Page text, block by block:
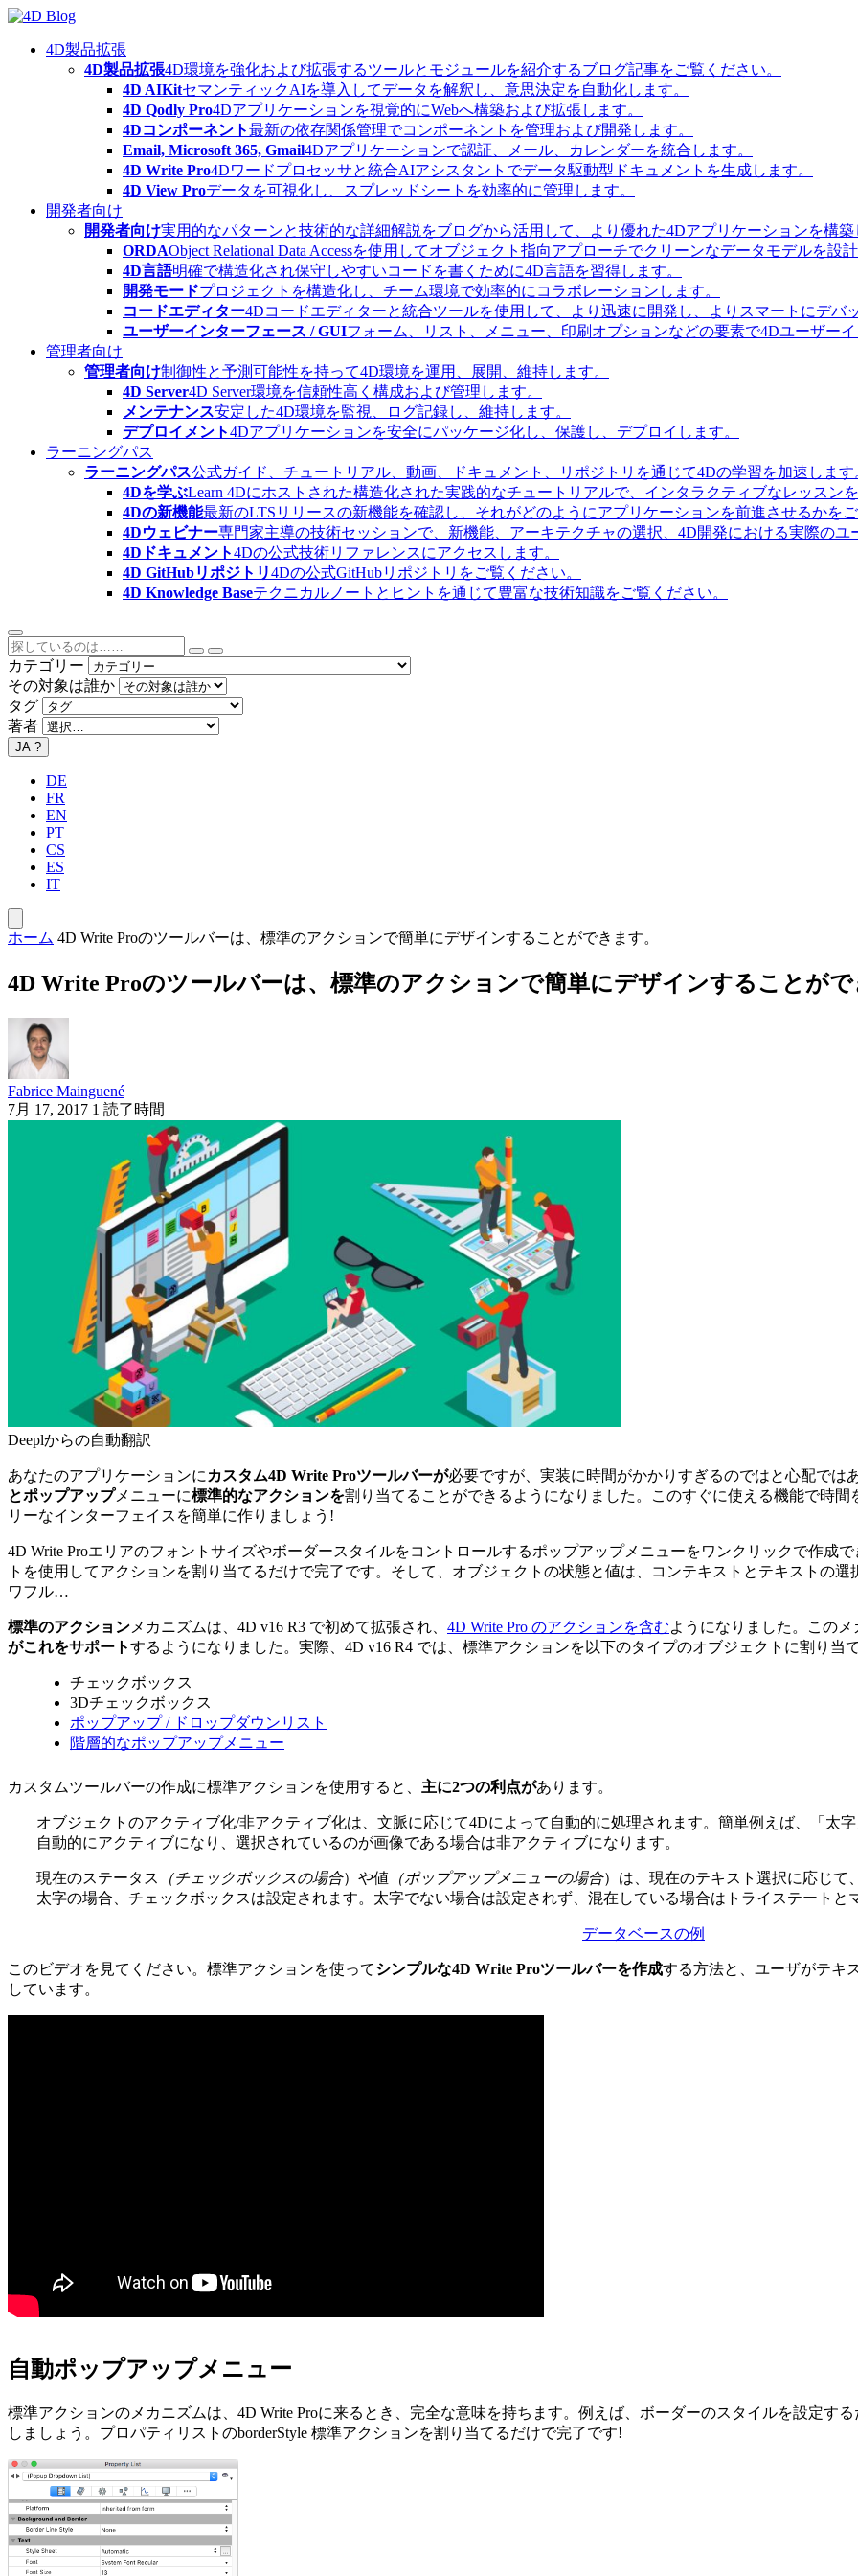
Skip
content4D製品拡張
4D製品拡張4D環境を強化および拡張するツールとモジュールを紹介するブログ記事をご覧ください。
4D AIKitセマンティックAIを導入してデータを解釈し、意思決定を自動化します。
4D Qodly Pro4Dアプリケーションを視覚的にWebへ構築および拡張します。
4Dコンポーネント最新の依存関係管理でコンポーネントを管理および開発します。
Email, Microsoft 365, Gmail4Dアプリケーションで認証、メール、カレンダーを統合します。
4D Write Pro4Dワードプロセッサと統合AIアシスタントでデータ駆動型ドキュメントを生成します。
4D View Proデータを可視化し、スプレッドシートを効率的に管理します。
開発者向け
開発者向け実用的なパターンと技術的な詳細解説をブログから活用して、より優れた4Dアプリケーションを構築
ORDAObject Relational Data Accessを使用してオブジェクト指向アプローチでクリーンなデータモデルを設計
4D言語明確で構造化され保守しやすいコードを書くために4D言語を習得します。
開発モードプロジェクトを構造化し、チーム環境で効率的にコラボレーションします。
コードエディター4Dコードエディターと統合ツールを使用して、より迅速に開発し、よりスマートにデバ
ユーザーインターフェース / GUIフォーム、リスト、メニュー、印刷オプションなどの要素で4Dユーザー
管理者向け
管理者向け制御性と予測可能性を持って4D環境を運用、展開、維持します。
4D Server4D Server環境を信頼性高く構成および管理します。
メンテナンス安定した4D環境を監視、ログ記録し、維持します。
デプロイメント4Dアプリケーションを安全にパッケージ化し、保護し、デプロイします。
ラーニングパス
ラーニングパス公式ガイド、チュートリアル、動画、ドキュメント、リポジトリを通じて4Dの学習を加速します
4Dを学ぶLearn 4Dにホストされた構造化された実践的なチュートリアルで、インタラクティブなレッスン
4Dの新機能最新のLTSリリースの新機能を確認し、それがどのようにアプリケーションを前進させるかをご
4Dウェビナー専門家主導の技術セッションで、新機能、アーキテクチャの選択、4D開発における実際のユ
4Dドキュメント4Dの公式技術リファレンスにアクセスします。
4D GitHubリポジトリ4Dの公式GitHubリポジトリをご覧ください。
4D Knowledge Baseテクニカルノートとヒントを通じて豊富な技術知識をご覧ください。
カテゴリー
その対象は誰か
タグ
著者
JA ?
DE
FR
EN
PT
CS
ES
IT
ホーム 4D Write Proのツールバーは、標準のアクションで簡単にデザインすることができます。
4D Write Proのツールバーは、標準のアクションで簡単にデザインすることがで
Fabrice Mainguené
7月 17, 2017 1 読了時間
Deeplからの自動翻訳
あなたのアプリケーションに カスタム4D Write Proツールバーが必要ですが、実装に時間がかかりすぎるのではと心配では
とポップアップメニューに標準的なアクションを割り当てることができるようになりました。このすぐに使える機能で時
リーなインターフェイスを簡単に作りましょう!
4D Write Proエリアのフォントサイズやボーダースタイルをコントロールするポップアップメニューをワンクリックで作成
トを使用してアクションを割り当てるだけで完了です。そして、オブジェクトの状態と値は、コンテキストとテキストの
ワフル…
標準のアクション メカニズムは、 4D v16 R3 で初めて拡張され、 4D Write Pro のアクションを含むようになりました。このメ
がこれをサポートするようになりました。実際、 4D v16 R4 では、標準アクションを以下のタイプのオブジェクトに割り当
チェックボックス
3Dチェックボックス
ポップアップ / ドロップダウンリスト
階層的なポップアップメニュー
カスタムツールバーの作成に標準アクションを使用すると、 主に2つの利点があります。
オブジェクトのアクティブ化/非アクティブ化は、文脈に応じて4Dによって自動的に処理されます。簡単例えば、「太
自動的にアクティブになり、選択されているのが画像である場合は非アクティブになります。
現在のステータス （チェックボックスの場合）や値 （ポップアップメニューの場合）は、現在のテキスト選択に応じて
太字の場合、チェックボックスは設定されます。太字でない場合は設定されず、混在している場合はトライステート
データベースの例
このビデオを見てください。標準アクションを使ってシンプルな4D Write Proツールバーを作成する方法と、ユーザがテキ
しています。
自動ポップアップメニュー
標準アクションのメカニズムは、4D Write Proに来るとき、完全な意味を持ちます。例えば、ボーダーのスタイルを設定す
しましょう。プロパティリストのborderStyle 標準アクションを割り当てるだけで完了です!